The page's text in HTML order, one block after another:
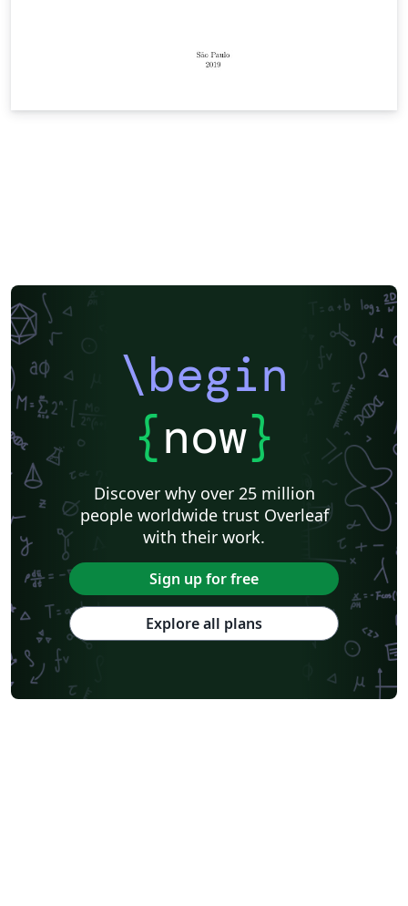
\begin
{now}
Discover why over 25 million
people worldwide trust Overleaf
with their work.
Sign up for free
Explore all plans